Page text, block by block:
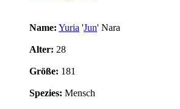
Name: Yuria 'Jun' Nara
Alter: 28
Größe: 181
Spezies: Mensch